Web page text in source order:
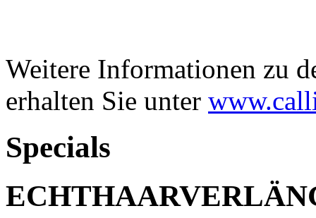
Weitere Informationen zu
erhalten Sie unter
Specials